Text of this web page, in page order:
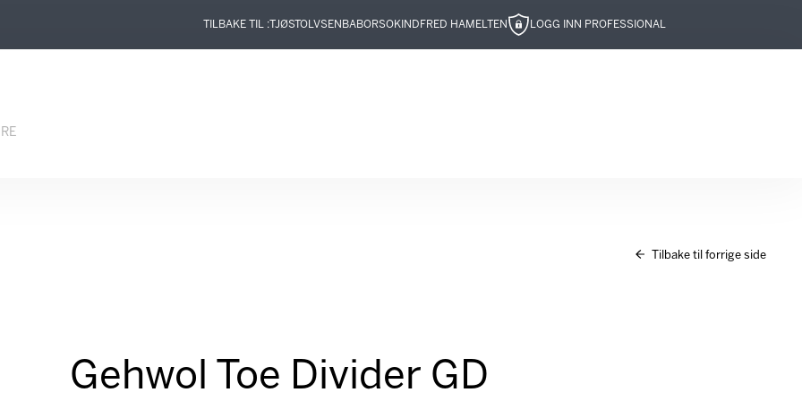
TILBAKE TIL : TJØSTOLVSEN BABORSOKIND FRED HAMELTEN LOGG INN PROFESSIONAL
Tilbake til forrige side
Gehwol Toe Divider GD